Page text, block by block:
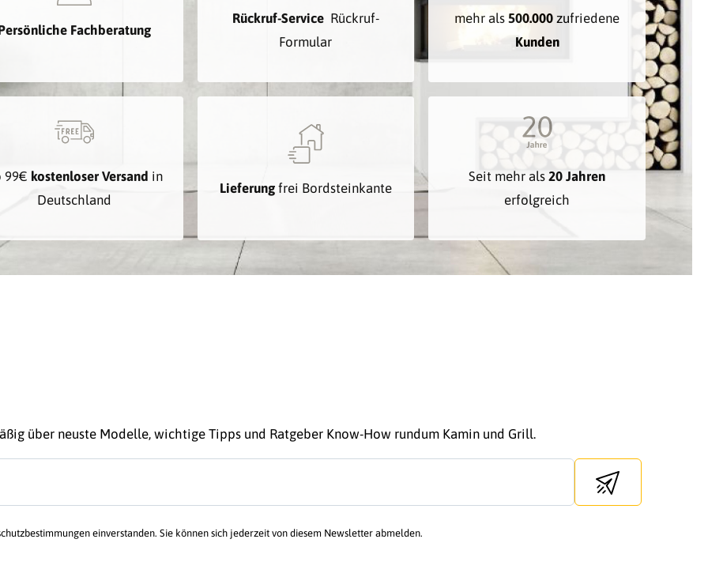
Fachberatung
Rückruf-Service Rückruf-
Formular
mehr als500.000 zufriedene
Kunden
99€ kostenloser Versand in
Deutschland
Lieferungfrei Bordsteinkante
Seit mehr als20 Jahren
erfolgreich
über neuste Modelle, wichtige Tipps und Ratgeber Know-How rundum Kamin und Grill.
Send newsletter
einverstanden. Sie können sich jederzeit von diesem Newsletter abmelden.